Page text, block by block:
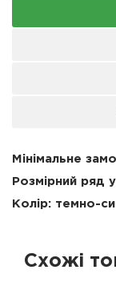
Мінімальне
Розмірний ряд
Колір: темно-
Схожі